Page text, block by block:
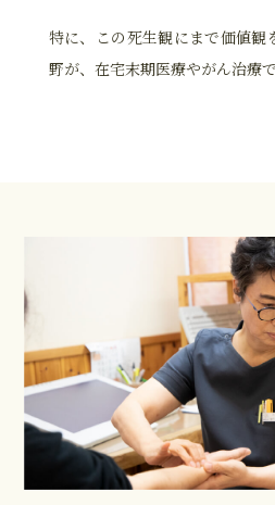
特に、この死生観にまで価値観
野が、在宅末期医療やがん治療で